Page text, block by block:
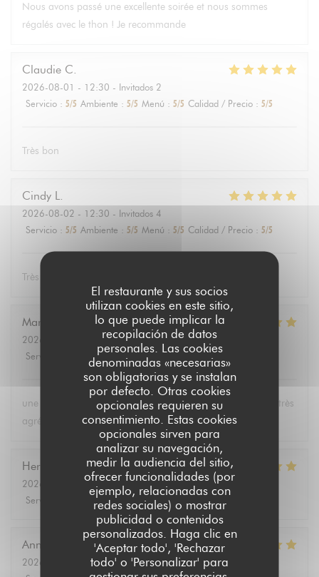
El restaurante y sus socios
utilizan cookies en este sitio,
lo que puede implicar la
recopilación de datos
personales. Las cookies
denominadas «necesarias»
son obligatorias y se instalan
por defecto. Otras cookies
opcionales requieren su
consentimiento. Estas cookies
opcionales sirven para
analizar su navegación,
medir la audiencia del sitio,
ofrecer funcionalidades (por
ejemplo, relacionadas con
redes sociales) o mostrar
publicidad o contenidos
personalizados. Haga clic en
'Aceptar todo', 'Rechazar
todo' o 'Personalizar' para
Nous avons passé une excellente soirée et nous sommes
régalés avec le thon ! Je recommande
Claudie C
2026-08-01 - 12:30 - Invitados 2
Servicio : 5/5 Ambiente : 5/5 Menú : 5/5 Calidad / Precio : 5/5
Très bon
Cindy L
2026-08-02 - 12:30 - Invitados 4
Servicio : 5/5 Ambiente : 5/5 Menú : 5/5 Calidad / Precio : 5/5
Très bon repas, équipe serviable!
Marie-Paule
2026-08-01
- 19:15 - Invitados 2
Servicio
Ambiente: 5 /5 Menú: 5/5 Calidad / Precio
une carte bien fournie, des plats excellents et un personnel très
agréable
Hervé
2026-08-04
- 12:00 - Invitados 2
Servicio
Ambiente /5 Menú : Calidad / Precio
Annie
2026-08-03
- 19:00 - Invitados 2